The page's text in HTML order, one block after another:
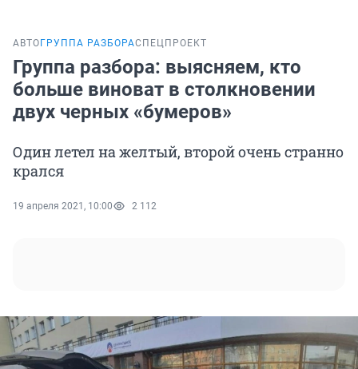
АВТО ГРУППА РАЗБОРАСПЕЦПРОЕКТ
Группа разбора: выясняем, кто
больше виноват в столкновении
двух черных «бумеров»
Один летел на желтый, второй очень странно
крался
19 апреля 2021, 10:00 2 112